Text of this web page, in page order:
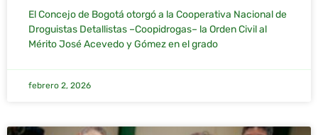
El Concejo de Bogotá otorgó a la Cooperativa Nacional de
Droguistas Detallistas –Coopidrogas– la Orden Civil al
Mérito José Acevedo y Gómez en el grado
febrero 2, 2026